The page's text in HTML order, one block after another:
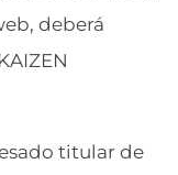
deberá
titular de